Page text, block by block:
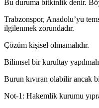
Bu duruma bitkinlik denir.
Trabzonspor, Anadolu’yu
ilgilenmek zorundadır.
Çözüm kişisel olmamalıdır.
Bilimsel bir kurultay
Burun kıvıran olabilir ancak
Not-1: Hakemlik kurumu